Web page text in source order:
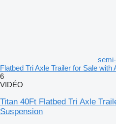
Flatbed Tri Axle Trailer for Sale with
6
VIDÉO
Titan 40Ft Flatbed Tri Axle
Suspension